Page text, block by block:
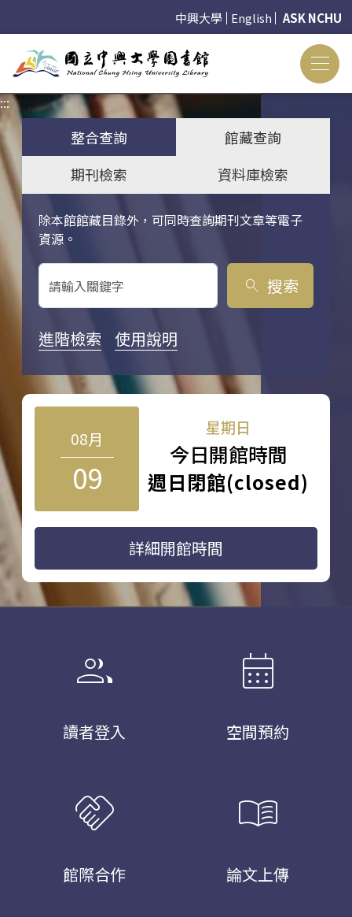
中興大學 English ASK NCHU
:::
整合查詢
館藏查詢
期刊檢索
資料庫檢索
除本館館藏目錄外，可同時查詢期刊文章等電子
資源。
關鍵字搜尋
search 搜索
進階檢索 使用說明
08月
09
星期日
今日開館時間
週日閉館(closed)
詳細開館時間
group
讀者登入
calendar_month
空間預約
handshake
館際合作
menu_book
論文上傳